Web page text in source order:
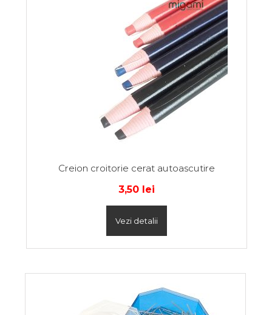
Creion croitorie cerat autoascutire
3,50 lei
Vezi detalii